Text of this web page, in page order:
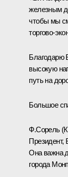
железным
чтобы мы
торгово-
Благодарю
высокую
путь на
Большое
Ф.Сорель
Президент,
Она важна
города